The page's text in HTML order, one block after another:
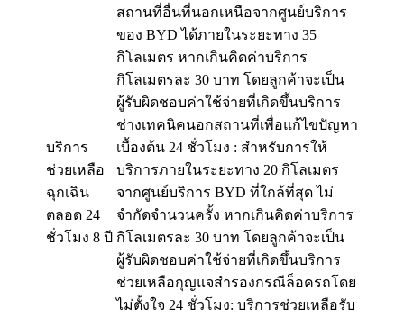
บริการ
ช่วยเหลือ
ฉุกเฉิน
ตลอด 24
ชั่วโมง 8 ปี
สถานที่อื่นที่นอกเหนือจากศูนย์บริการ
ของ BYD ได้ภายในระยะทาง 35
กิโลเมตร หากเกินคิดค่าบริการ
กิโลเมตรละ 30 บาท โดยลูกค้าจะเป็น
ผู้รับผิดชอบค่าใช้จ่ายที่เกิดขึ้นบริการ
ช่างเทคนิคนอกสถานที่เพื่อแก้ไขปัญหา
เบื้องต้น 24 ชั่วโมง : สำหรับการให้
บริการภายในระยะทาง 20 กิโลเมตร
จากศูนย์บริการ BYD ที่ใกล้ที่สุด ไม่
จำกัดจำนวนครั้ง หากเกินคิดค่าบริการ
กิโลเมตรละ 30 บาท โดยลูกค้าจะเป็น
ผู้รับผิดชอบค่าใช้จ่ายที่เกิดขึ้นบริการ
ช่วยเหลือกุญแจสำรองกรณีล็อครถโดย
ไม่ตั้งใจ 24 ชั่วโมง: บริการช่วยเหลือรับ